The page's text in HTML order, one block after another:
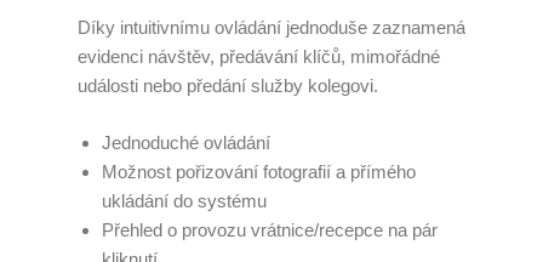
Díky intuitivnímu ovládání jednoduše zaznamená
evidenci návštěv, předávání klíčů, mimořádné
události nebo předání služby kolegovi.
Jednoduché ovládání
Možnost pořizování fotografií a přímého
ukládání do systému
Přehled o provozu vrátnice/recepce na pár